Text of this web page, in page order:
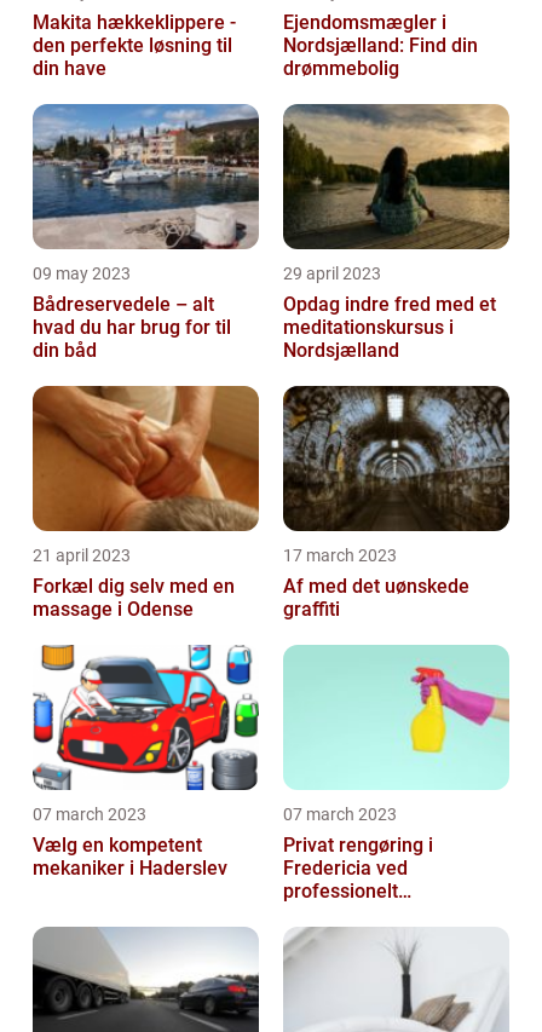
Makita hækkeklippere -
den perfekte løsning til
din have
Ejendomsmægler i
Nordsjælland: Find din
drømmebolig
09 may 2023
Bådreservedele – alt
hvad du har brug for til
din båd
29 april 2023
Opdag indre fred med et
meditationskursus i
Nordsjælland
21 april 2023
Forkæl dig selv med en
massage i Odense
17 march 2023
Af med det uønskede
graffiti
07 march 2023
Vælg en kompetent
mekaniker i Haderslev
07 march 2023
Privat rengøring i
Fredericia ved
professionelt